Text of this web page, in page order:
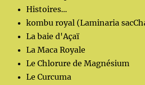
Histoires...
kombu royal (Laminaria
La baie d'Açaï
La Maca Royale
Le Chlorure de Magnésium
Le Curcuma